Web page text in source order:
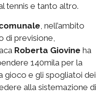
tennis e tanto altro.
, nell’ambito
di previsione,
Roberta Giovine ha
140mila per la
gioco e gli spogliatoi dei
alla sistemazione di